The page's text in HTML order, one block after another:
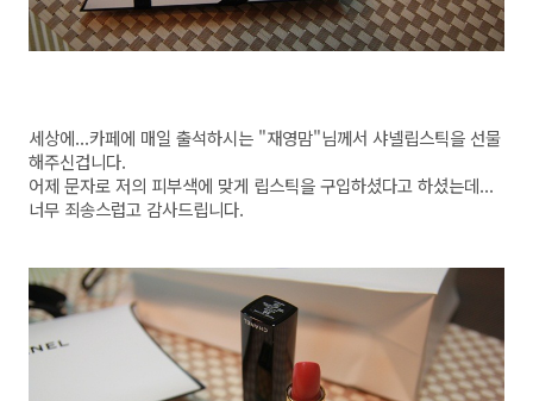
세상에...카페에 매일 출석하시는 "재영맘"님께서 샤넬립스틱을 선물
해주신겁니다.
어제 문자로 저의 피부색에 맞게 립스틱을 구입하셨다고 하셨는데...
너무 죄송스럽고 감사드립니다.